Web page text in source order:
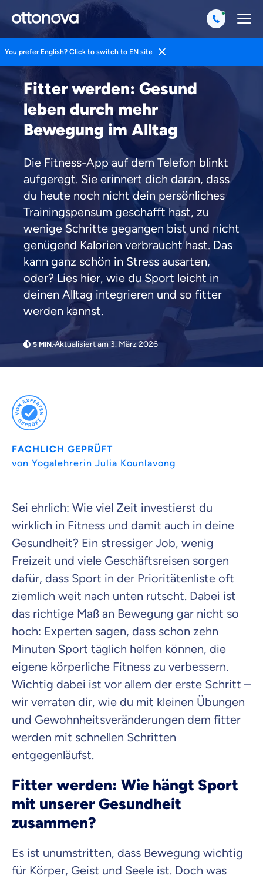
You prefer English? Click to switch to EN site
Gesund Leben
Fitter werden: Gesund
leben durch mehr
Bewegung im Alltag
Die Fitness-App auf dem Telefon blinkt
aufgeregt. Sie erinnert dich daran, dass
du heute noch nicht dein persönliches
Trainingspensum geschafft hast, zu
wenige Schritte gegangen bist und nicht
genügend Kalorien verbraucht hast. Das
kann ganz schön in Stress ausarten,
oder? Lies hier, wie du Sport leicht in
deinen Alltag integrieren und so fitter
werden kannst.
Aktualisiert am 3. März 2026
FACHLICH GEPRÜFT
von Yogalehrerin Julia Kounlavong
Sei ehrlich: Wie viel Zeit investierst du
wirklich in Fitness und damit auch in deine
Gesundheit? Ein stressiger Job, wenig
Freizeit und viele Geschäftsreisen sorgen
dafür, dass Sport in der Prioritätenliste oft
ziemlich weit nach unten rutscht. Dabei ist
das richtige Maß an Bewegung gar nicht so
hoch: Experten sagen, dass schon zehn
Minuten Sport täglich helfen können, die
eigene körperliche Fitness zu verbessern.
Wichtig dabei ist vor allem der erste Schritt –
wir verraten dir, wie du mit kleinen Übungen
und Gewohnheitsveränderungen dem fitter
werden mit schnellen Schritten
entgegenläufst.
Fitter werden: Wie hängt Sport
mit unserer Gesundheit
zusammen?
Es ist unumstritten, dass Bewegung wichtig
für Körper, Geist und Seele ist. Doch was
du dich gut beraten fühlst.
Wir möchten, dass du dich aus Überzeugung für
uns entscheidest.
Vergleich mit anderen Tarifen am Markt
Wir helfen dir dabei Unterschiede in
Versicherungen zu verstehen
Versicherungsprodukt wählen
Krankenvoll
Versicherung
Beamten
Versicherung
Zahnzusatz
Versicherung
Krankenhaus
Mit dem Abschicken meiner Daten erkläre ich meine
Weiter zu deinen Informationen